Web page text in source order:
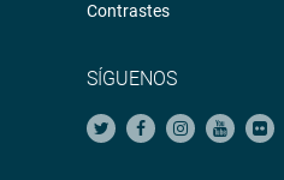
Contrastes
SÍGUENOS